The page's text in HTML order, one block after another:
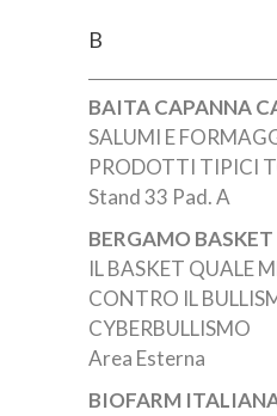
B
BAITA CAPANNA
SALUMI E
PRODOTTI TIPICI
Stand 33 Pad. A
BERGAMO
IL BASKET QUALE
CONTRO IL
CYBERBULLISMO
Area Esterna
BIOFARM